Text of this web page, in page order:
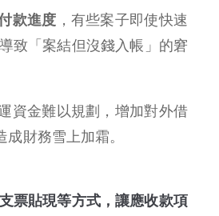
款進度 ，有些案子即使快速
致「案結但沒錢入帳」的窘
資金難以規劃，增加對外借
財務雪上加霜。
票貼現等方式，讓應收款項